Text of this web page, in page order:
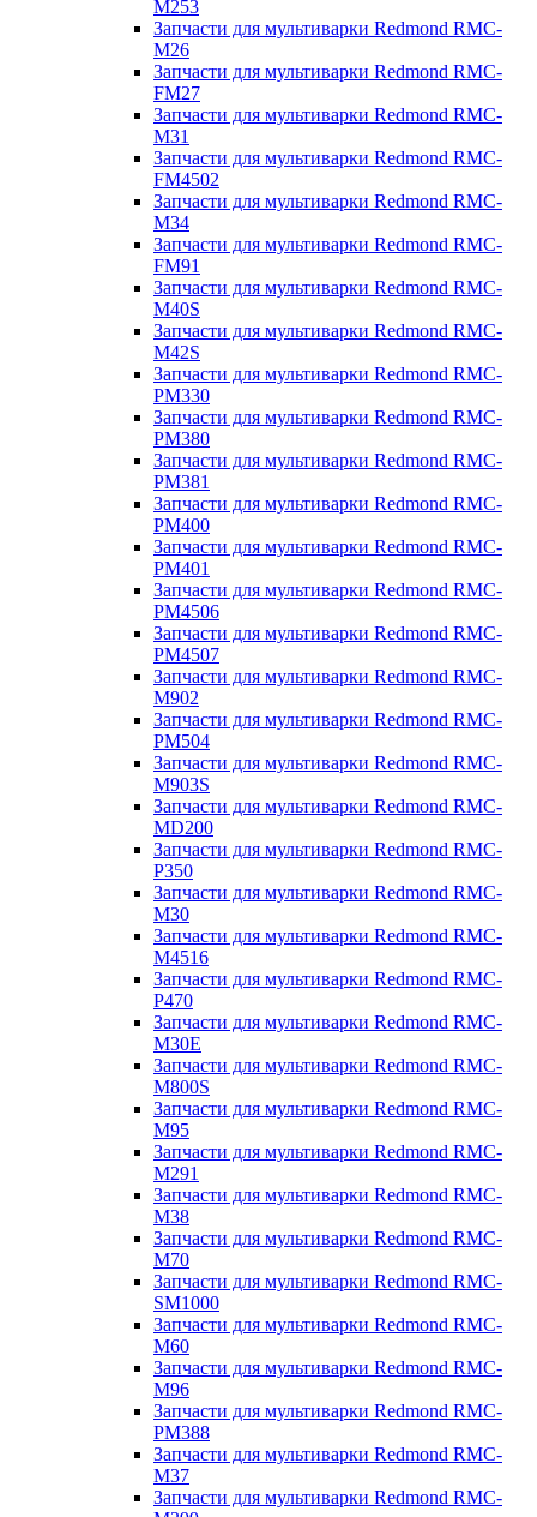
M253
Запчасти для мультиварки Redmond RMC-
M26
Запчасти для мультиварки Redmond RMC-
FM27
Запчасти для мультиварки Redmond RMC-
M31
Запчасти для мультиварки Redmond RMC-
FM4502
Запчасти для мультиварки Redmond RMC-
M34
Запчасти для мультиварки Redmond RMC-
FM91
Запчасти для мультиварки Redmond RMC-
M40S
Запчасти для мультиварки Redmond RMC-
M42S
Запчасти для мультиварки Redmond RMC-
PM330
Запчасти для мультиварки Redmond RMC-
PM380
Запчасти для мультиварки Redmond RMC-
PM381
Запчасти для мультиварки Redmond RMC-
PM400
Запчасти для мультиварки Redmond RMC-
PM401
Запчасти для мультиварки Redmond RMC-
PM4506
Запчасти для мультиварки Redmond RMC-
PM4507
Запчасти для мультиварки Redmond RMC-
M902
Запчасти для мультиварки Redmond RMC-
PM504
Запчасти для мультиварки Redmond RMC-
M903S
Запчасти для мультиварки Redmond RMC-
MD200
Запчасти для мультиварки Redmond RMC-
P350
Запчасти для мультиварки Redmond RMC-
M30
Запчасти для мультиварки Redmond RMC-
M4516
Запчасти для мультиварки Redmond RMC-
P470
Запчасти для мультиварки Redmond RMC-
M30E
Запчасти для мультиварки Redmond RMC-
M800S
Запчасти для мультиварки Redmond RMC-
M95
Запчасти для мультиварки Redmond RMC-
M291
Запчасти для мультиварки Redmond RMC-
M38
Запчасти для мультиварки Redmond RMC-
M70
Запчасти для мультиварки Redmond RMC-
SM1000
Запчасти для мультиварки Redmond RMC-
M60
Запчасти для мультиварки Redmond RMC-
M96
Запчасти для мультиварки Redmond RMC-
PM388
Запчасти для мультиварки Redmond RMC-
M37
Запчасти для мультиварки Redmond RMC-